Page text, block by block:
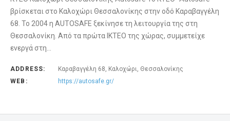
βρίσκεται στο Καλοχώρι Θεσσαλονίκης στην οδό Καραβαγγέλη
68. Το 2004 η AUTOSAFE ξεκίνησε τη λειτουργία της στη
Θεσσαλονίκη. Από τα πρώτα ΙΚΤΕΟ της χώρας, συμμετείχε
ενεργά στη…
ADDRESS:
Καραβαγγέλη 68, Καλοχώρι, Θεσσαλονίκης
WEB:
https://autosafe.gr/